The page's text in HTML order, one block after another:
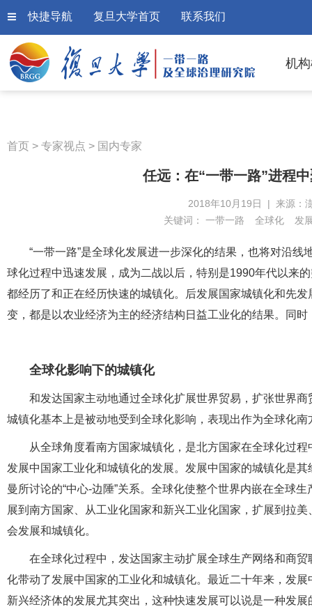
快捷导航 复旦大学首页 联系我们
机
首页 > 专家视点 > 国内专家
任远：在“一带一路”进程
2018年10月19日 | 来源：
关键词： 一带一路 全球化 发
“一带一路”是全球化发展进一步深化的结果，也将对沿
球化过程中迅速发展，成为二战以后，特别是1990年代以来
都经历了和正在经历快速的城镇化。后发展国家城镇化和先
变，都是以农业经济为主的经济结构日益工业化的结果。同
全球化影响下的城镇化
和发达国家主动地通过全球化扩展世界贸易，扩张世界
城镇化基本上是被动地受到全球化影响，表现出作为全球化南
从全球角度看南方国家城镇化，是北方国家在全球化过
发展中国家工业化和城镇化的发展。发展中国家的城镇化是
曼所讨论的“中心-边陲”关系。全球化使整个世界内嵌在全球
展到南方国家、从工业化国家和新兴工业化国家，扩展到拉
会发展和城镇化。
在全球化过程中，发达国家主动扩展全球生产网络和商
化带动了发展中国家的工业化和城镇化。最近二十年来，发
新兴经济体的发展尤其突出，这种快速发展可以说是一种发